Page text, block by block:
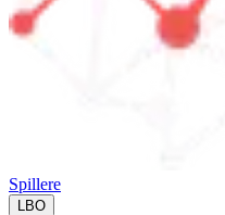
Spillere
LBO